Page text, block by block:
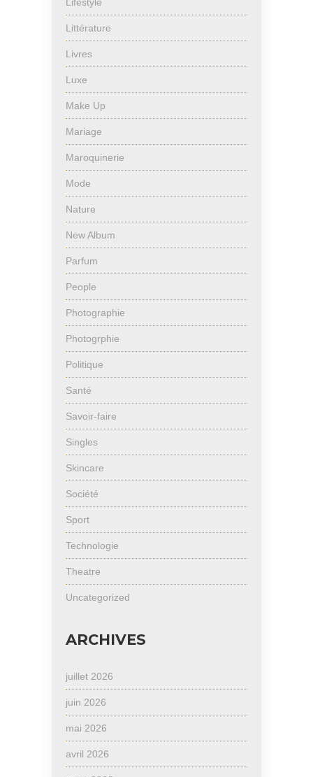
Littérature
Livres
Luxe
Make Up
Mariage
Maroquinerie
Mode
Nature
New Album
Parfum
People
Photographie
Photogrphie
Politique
Santé
Savoir-faire
Singles
Skincare
Société
Sport
Technologie
Theatre
Uncategorized
ARCHIVES
juillet 2026
juin 2026
mai 2026
avril 2026